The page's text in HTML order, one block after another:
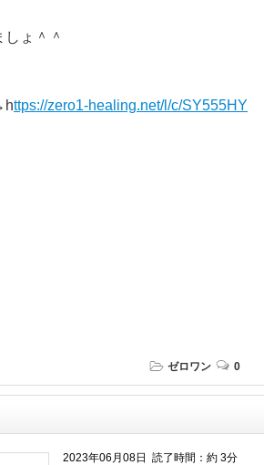
ょ＾＾
ttps://zero1-healing.net/l/c/SY555HY
ゼロワン 0
2023年06月08日 読了時間：約 3分